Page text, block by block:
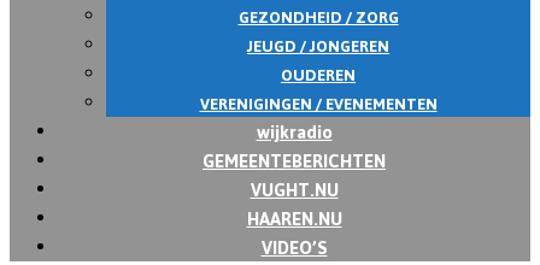
GEZONDHEID / ZORG
JEUGD / JONGEREN
OUDEREN
VERENIGINGEN / EVENEMENTEN
wijkradio
GEMEENTEBERICHTEN
VUGHT.NU
HAAREN.NU
VIDEO’S